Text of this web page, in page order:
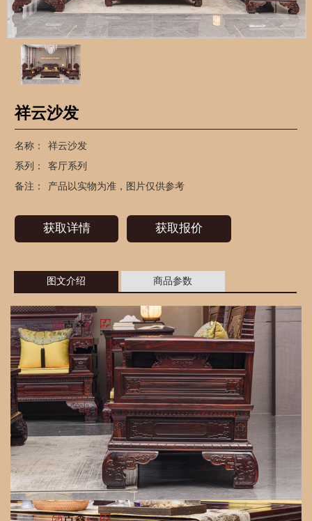
​祥云沙发
名称：
​祥云沙发
系列：
客厅系列
备注：
产品以实物为准，图片仅供参考
获取详情 获取报价
图文介绍 商品参数